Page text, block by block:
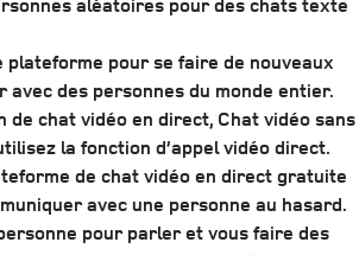
plateforme pour se faire de nouveaux
avec des personnes du monde entier.
de chat vidéo en direct, Chat vidéo sans
la fonction d’appel vidéo direct.
de chat vidéo en direct gratuite
avec une personne au hasard.
pour parler et vous faire des